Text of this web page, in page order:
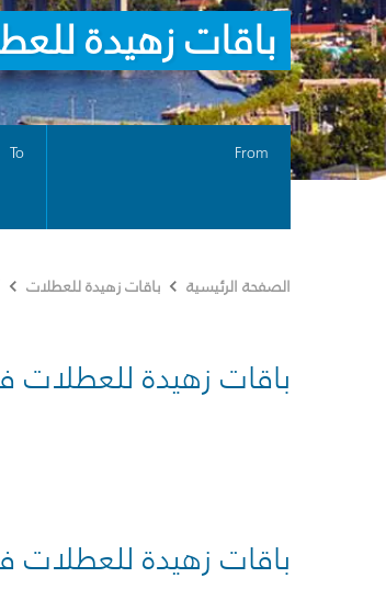
باقات زهيدة
From
To
الصفحة الرئيسية باقات زهيدة للعطلات
باقات زهيدة للعطلات
باقات زهيدة